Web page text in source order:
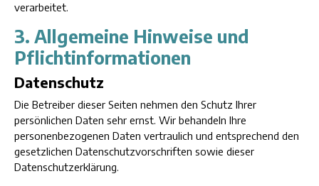
verarbeitet.
3. Allgemeine Hinweise und
Pflicht­informationen
Datenschutz
Die Betreiber dieser Seiten nehmen den Schutz Ihrer
persönlichen Daten sehr ernst. Wir behandeln Ihre
personenbezogenen Daten vertraulich und entsprechend den
gesetzlichen Datenschutzvorschriften sowie dieser
Datenschutzerklärung.